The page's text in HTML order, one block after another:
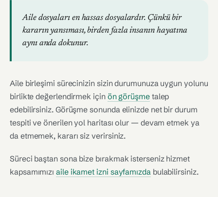
Aile dosyaları en hassas dosyalardır. Çünkü bir
kararın yansıması, birden fazla insanın hayatına
aynı anda dokunur.
Aile birleşimi sürecinizin sizin durumunuza uygun yolunu
birlikte değerlendirmek için ön görüşmetalep
edebilirsiniz. Görüşme sonunda elinizde net bir durum
tespiti ve önerilen yol haritası olur — devam etmek ya
da etmemek, kararı siz verirsiniz.
Süreci baştan sona bize bırakmak isterseniz hizmet
kapsamımızıaile ikamet izni sayfamızdabulabilirsiniz.